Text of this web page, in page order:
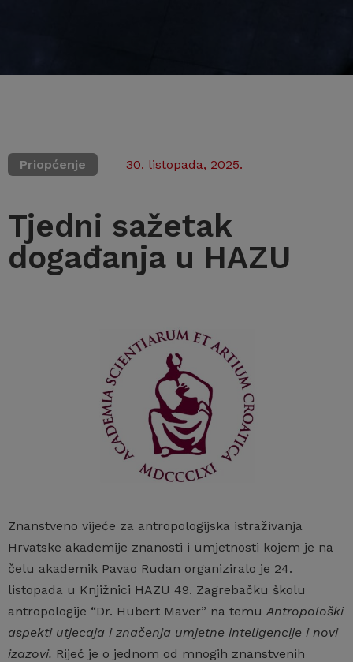
Priopćenje 30. listopada, 2025.
Tjedni sažetak
događanja u HAZU
Znanstveno vijeće za antropologijska istraživanja
Hrvatske akademije znanosti i umjetnosti kojem je na
čelu akademik Pavao Rudan organiziralo je 24.
listopada u Knjižnici HAZU 49. Zagrebačku školu
antropologije “Dr. Hubert Maver” na temuAntropološki
aspekti utjecaja i značenja umjetne inteligencije i novi
izazovi. Riječ je o jednom od mnogih znanstvenih